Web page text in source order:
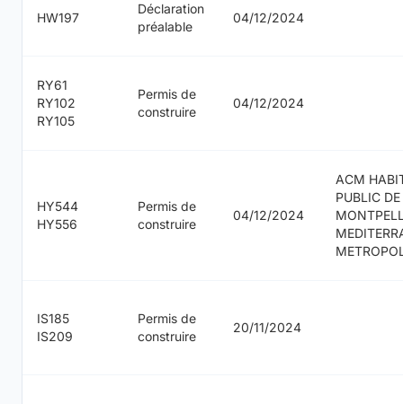
HW197
Déclaration
préalable
04/12/2024
RY61
RY102
RY105
Permis de
construire
04/12/2024
HY544
HY556
Permis de
construire
04/12/2024
ACM
PUBLIC
IS185
IS209
Permis de
construire
20/11/2024